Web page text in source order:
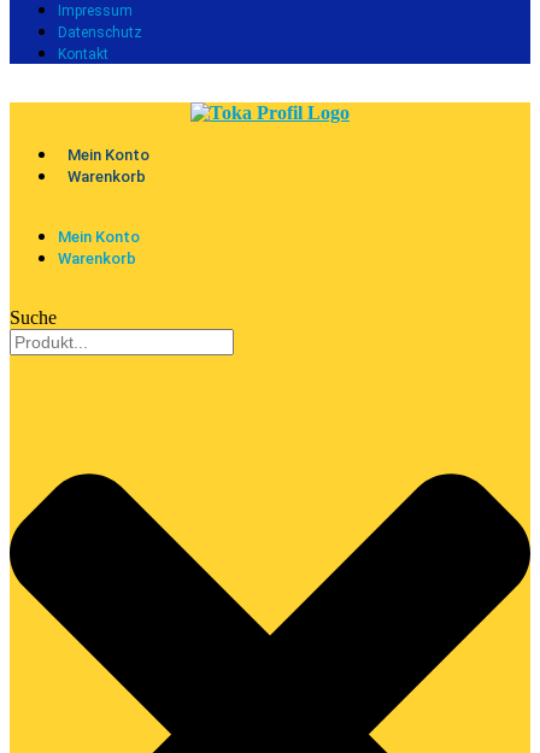
Impressum
Datenschutz
Kontakt
Mein Konto
Warenkorb
Mein Konto
Warenkorb
Suche